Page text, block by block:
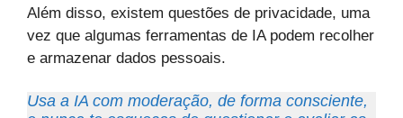
Além disso, existem questões de privacidade, uma
vez que algumas ferramentas de IA podem recolher
e armazenar dados pessoais.
Usa a IA com moderação, de forma consciente,